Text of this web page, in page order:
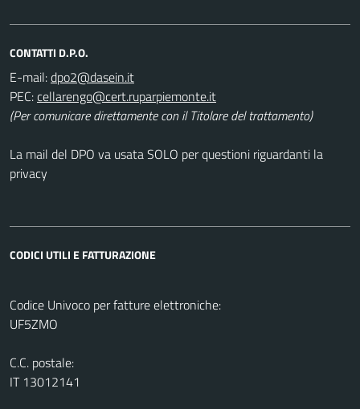
CONTATTI D.P.O.
E-mail:
PEC:
(Per comunicare direttamente con il Titolare del trattamento)
La mail del DPO va usata SOLO per questioni riguardanti la
privacy
CODICI UTILI E FATTURAZIONE
Codice Univoco per fatture elettroniche:
UF5ZMO
C.C. postale:
IT 13012141